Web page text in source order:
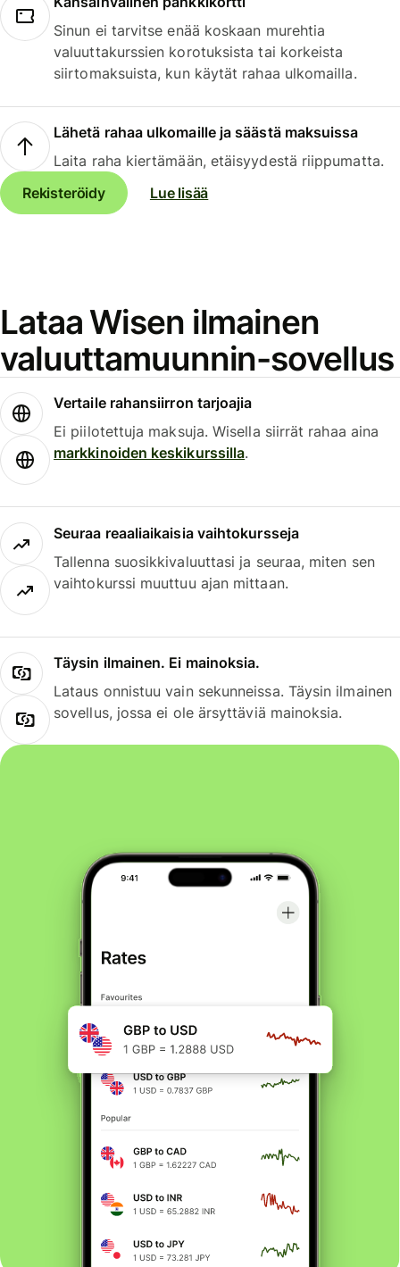
Sinun ei tarvitse enää koskaan murehtia
valuuttakurssien korotuksista tai korkeista
siirtomaksuista, kun käytät rahaa ulkomailla.
Lähetä rahaa ulkomaille ja säästä maksuissa
Laita raha kiertämään, etäisyydestä riippumatta.
Rekisteröidy
Lue lisää
Lataa Wisen ilmainen
valuuttamuunnin-sovellus
Vertaile rahansiirron tarjoajia
Ei piilotettuja maksuja. Wisella siirrät rahaa aina
markkinoiden keskikurssilla.
Seuraa reaaliaikaisia vaihtokursseja
Tallenna suosikkivaluuttasi ja seuraa, miten sen
vaihtokurssi muuttuu ajan mittaan.
Täysin ilmainen. Ei mainoksia.
Lataus onnistuu vain sekunneissa. Täysin ilmainen
sovellus, jossa ei ole ärsyttäviä mainoksia.